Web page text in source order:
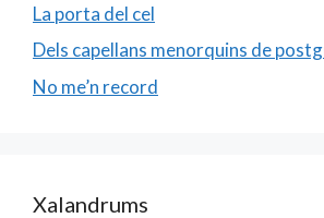
La porta del cel
Dels capellans menorquins de
No me’n record
Xalandrums